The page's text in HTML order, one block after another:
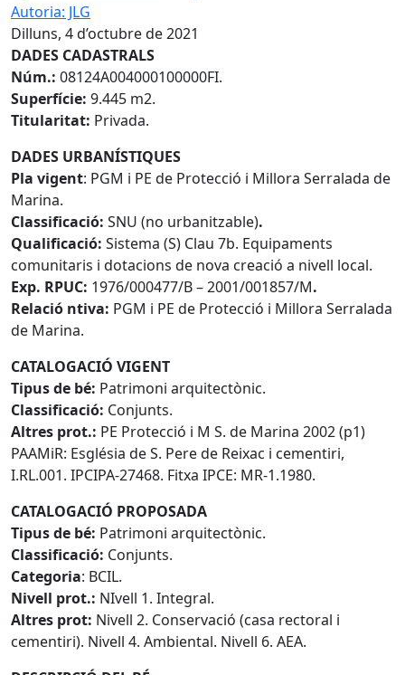
Autoria: JLG
Dilluns, 4 d’octubre de 2021
DADES CADASTRALS
Núm.: 08124A004000100000FI.
Superfície: 9.445 m2.
Titularitat: Privada.
DADES URBANÍSTIQUES
Pla vigent: PGM i PE de Protecció i Millora Serralada de
Marina.
Classificació: SNU (no urbanitzable).
Qualificació: Sistema (S) Clau 7b. Equipaments
comunitaris i dotacions de nova creació a nivell local.
Exp. RPUC: 1976/000477/B – 2001/001857/M.
Relació ntiva: PGM i PE de Protecció i Millora Serralada
de Marina.
CATALOGACIÓ VIGENT
Tipus de bé: Patrimoni arquitectònic.
Classificació: Conjunts.
Altres prot.: PE Protecció i M S. de Marina 2002 (p1)
PAAMiR: Església de S. Pere de Reixac i cementiri,
I.RL.001. IPCIPA-27468. Fitxa IPCE: MR-1.1980.
CATALOGACIÓ PROPOSADA
Tipus de bé: Patrimoni arquitectònic.
Classificació: Conjunts.
Categoria: BCIL.
Nivell prot.: NIvell 1. Integral.
Altres prot: Nivell 2. Conservació (casa rectoral i
cementiri). Nivell 4. Ambiental. Nivell 6. AEA.